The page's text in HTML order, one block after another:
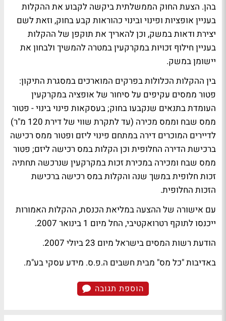
בהן. הצעת החוק הממשלתית ביקשה לקבוע את ההקלות
בעניין אופציות ופינוי ובינוי כהוראות קבע בחוק, וזאת לשם
יצירת ודאות במשק, וכן להאריך את תוקפן של ההקלות
בעניין חילוף זכויות במקרקעין במטרה להמשיך ולבחון את
יישומן במשק.
בין ההקלות הכלולות בפרקים המוארכים במסגרת התיקון:
פטור ממסים עקיפים על סיחור של אופציה במקרקעין
העומדת בתנאים שנקבעו בחוק; בעסקאות פינוי בינוי - פטור
ממס שבח וממס מכירה (עד לתקרת שווי של דירת 120 מ"ר)
לדיירים המוכרים דירה במתחם פינוי ליזם ופטור ממס רכישה
ברכישת הדירה החלופית וכן הקלות במס רכישה ליזם; פטור
ממס שבח ומכירה במכירת זכות במקרקעין שנרכשה תחתיה
זכות חלופית במשך שנה והקלות במס רכישה ברכישת
הזכות החלופית.
עם אישורה של ההצעה במליאת הכנסת, ההקלות האמורות
ייכנסו לתוקף רטרואקטיבי, החל מיום 1 בינואר 2007.
הודעת רשות המסים בישראל מיום ‏23 ביולי 2007.
באדיבות "כל מס" מבית חשבים ה.פ.ס. מידע עסקי בע"מ.
הוספת תגובה